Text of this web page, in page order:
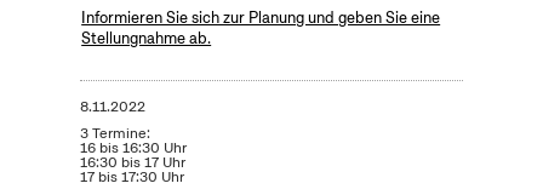
Informieren Sie sich zur Planung und geben Sie eine
Stellungnahme ab.
8.11.2022
3 Termine:
16 bis 16:30 Uhr
16:30 bis 17 Uhr
17 bis 17:30 Uhr